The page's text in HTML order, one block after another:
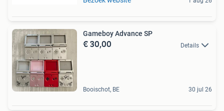
Gameboy Advance SP
€ 30,00 Details
Booischot, BE 30 jul 26